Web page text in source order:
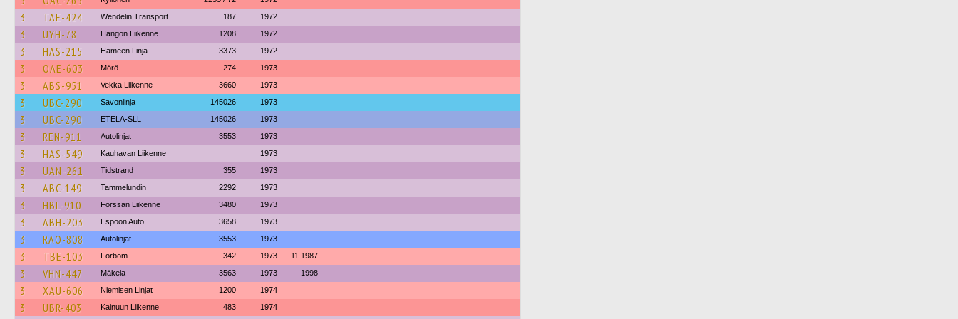
3 TAE-424 Wendelin Transport 187 1972
3 UYH-78 Hangon Liikenne 1208 1972
3 HAS-215 Hämeen Linja 3373 1972
3 OAE-603 Mörö 274 1973
3 ABS-951 Vekka Liikenne 3660 1973
3 UBC-290 Savonlinja 145026 1973
3 UBC-290 ETELA-SLL 145026 1973
3 REN-911 Autolinjat 3553 1973
3 HAS-549 Kauhavan Liikenne 1973
3 UAN-261 Tidstrand 355 1973
3 ABC-149 Tammelundin 2292 1973
3 HBL-910 Forssan Liikenne 3480 1973
3 ABH-203 Espoon Auto 3658 1973
3 RAO-808 Autolinjat 3553 1973
3 TBE-103 Förbom 342 1973 11.1987
3 VHN-447 Mäkela 3563 1973 1998
3 XAU-606 Niemisen Linjat 1200 1974
3 UBR-403 Kainuun Liikenne 483 1974